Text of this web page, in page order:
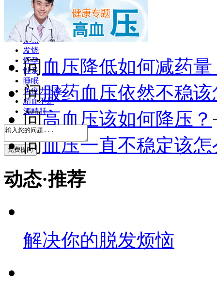
感冒
试管婴儿
月经
疼痛
发烧
怀孕
性爱
睡眠
免疫力下降
精血不足
酒精肝
免费提问
问 血压降低如何减药量
问服药血压依然不稳
问高血压该如何降压？
问血压一直不稳定该怎
动态·推荐
解决你的脱发烦恼